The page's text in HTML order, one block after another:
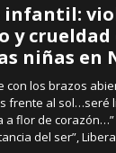
infantil:
y crueldad
niñas en
con los brazos
frente al sol…seré
flor de corazón…”
del ser”,